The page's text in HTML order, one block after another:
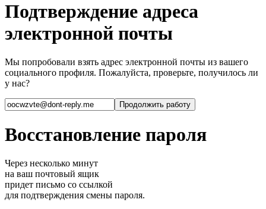
Подтверждение адреса
электронной почты
Мы попробовали взять адрес электронной почты из вашего
социального профиля. Пожалуйста, проверьте, получилось ли
у нас?
Восстановление пароля
Через несколько минут
на ваш почтовый ящик
придет письмо со ссылкой
для подтверждения смены пароля.